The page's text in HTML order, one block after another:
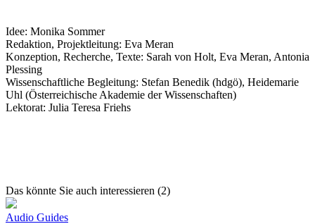
Idee: Monika Sommer
Redaktion, Projektleitung: Eva Meran
Konzeption, Recherche, Texte: Sarah von Holt, Eva Meran, Antonia
Plessing
Wissenschaftliche Begleitung: Stefan Benedik (hdgö), Heidemarie
Uhl (Österreichische Akademie der Wissenschaften)
Lektorat: Julia Teresa Friehs
Das könnte Sie auch interessieren (2)
Audio Guides